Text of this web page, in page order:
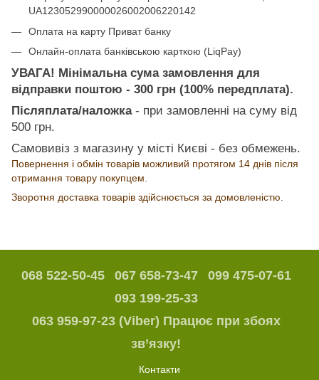
UA123052990000026002006220142
Оплата на карту Приват банку
Онлайн-оплата банківською карткою (LiqPay)
УВАГА! Мінімальна сума замовлення для
відправки поштою - 300 грн (100% передплата).
Післяплата/наложка- при замовленні на суму від
500 грн.
Самовивіз з магазину у місті Києві - без обмежень.
Повернення і обмін товарів можливий протягом 14 днів після
отримання товару покупцем.
Зворотня доставка товарів здійснюється за домовленістю.
068 522-50-45 067 658-73-47
099 475-07-61
093 199-25-33
063 959-97-23 (Viber) Працює при збоях
зв’язку!
Контакти